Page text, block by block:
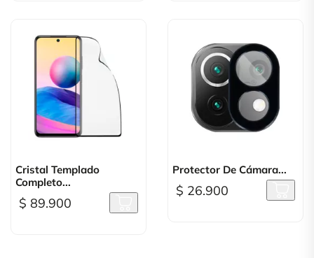
Cristal Templado
Completo...
$ 89.900
Protector De Cámara...
$ 26.900